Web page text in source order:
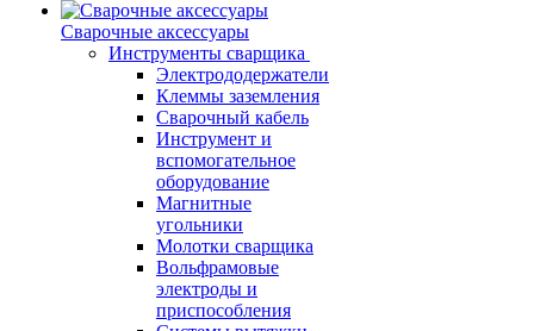
Сварочные аксессуары
Инструменты сварщика
Электрододержатели
Клеммы заземления
Сварочный кабель
Инструмент и
вспомогательное
оборудование
Магнитные
угольники
Молотки сварщика
Вольфрамовые
электроды и
приспособления